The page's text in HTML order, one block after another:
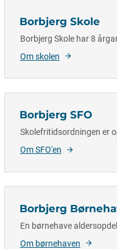
Borbjerg Skole
Borbjerg Skole har 8
Om skolen
Borbjerg SFO
Skolefritidsordningen er
Om SFO'en
Borbjerg
En børnehave
Om børnehaven